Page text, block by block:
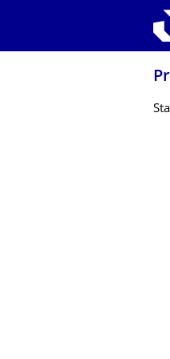
Zur Hauptnavigation springen